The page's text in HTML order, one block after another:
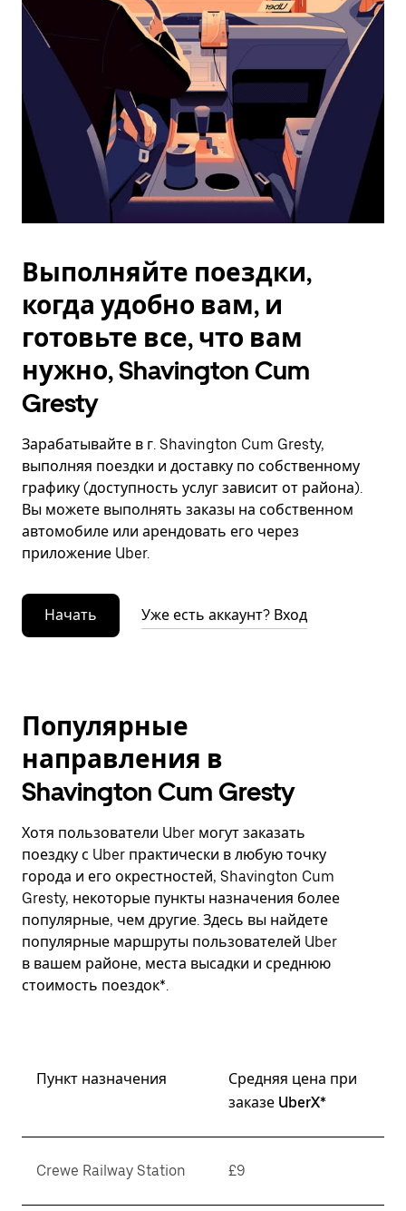
Выполняйте поездки,
когда удобно вам, и
готовьте все, что вам
нужно, Shavington Cum
Gresty
Зарабатывайте в г. Shavington Cum Gresty,
выполняя поездки и доставку по собственному
графику (доступность услуг зависит от района).
Вы можете выполнять заказы на собственном
автомобиле или арендовать его через
приложение Uber.
Начать Уже есть аккаунт? Вход
Популярные
направления в
Shavington Cum Gresty
Хотя пользователи Uber могут заказать
поездку с Uber практически в любую точку
города и его окрестностей, Shavington Cum
Gresty, некоторые пункты назначения более
популярные, чем другие. Здесь вы найдете
популярные маршруты пользователей Uber
в вашем районе, места высадки и среднюю
стоимость поездок*.
Пункт назначения
Средняя цена при
заказе UberX*
Crewe Railway Station £9